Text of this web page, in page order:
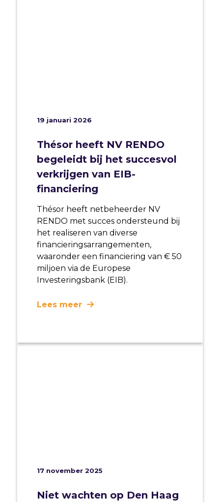
19 januari 2026
Thésor heeft NV RENDO
begeleidt bij het succesvol
verkrijgen van EIB-
financiering
Thésor heeft netbeheerder NV
RENDO met succes ondersteund bij
het realiseren van diverse
financieringsarrangementen,
waaronder een financiering van € 50
miljoen via de Europese
Investeringsbank (EIB).
Lees meer
17 november 2025
Niet wachten op Den Haag